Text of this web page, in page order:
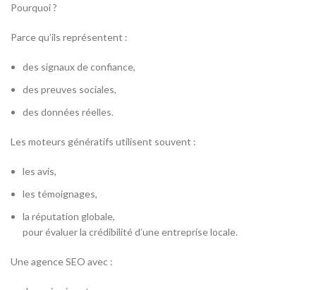
Pourquoi ?
Parce qu’ils représentent :
des signaux de confiance,
des preuves sociales,
des données réelles.
Les moteurs génératifs utilisent souvent :
les avis,
les témoignages,
la réputation globale,
pour évaluer la crédibilité d’une entreprise locale.
Une agence SEO avec :